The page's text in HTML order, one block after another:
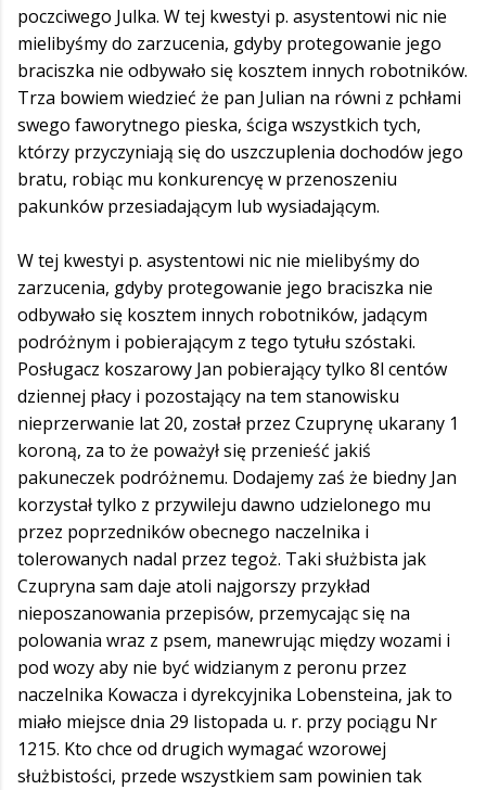
poczciwego Julka. W tej kwestyi p. asystentowi nic nie
mielibyśmy do zarzucenia, gdyby protegowanie jego
braciszka nie odbywało się kosztem innych robotników.
Trza bowiem wiedzieć że pan Julian na równi z pchłami
swego faworytnego pieska, ściga wszystkich tych,
którzy przyczyniają się do uszczuplenia dochodów jego
bratu, robiąc mu konkurencyę w przenoszeniu
pakunków przesiadającym lub wysiadającym.
W tej kwestyi p. asystentowi nic nie mielibyśmy do
zarzucenia, gdyby protegowanie jego braciszka nie
odbywało się kosztem innych robotników, jadącym
podróżnym i pobierającym z tego tytułu szóstaki.
Posługacz koszarowy Jan pobierający tylko 8l centów
dziennej płacy i pozostający na tem stanowisku
nieprzerwanie lat 20, został przez Czuprynę ukarany 1
koroną, za to że poważył się przenieść jakiś
pakuneczek podróżnemu. Dodajemy zaś że biedny Jan
korzystał tylko z przywileju dawno udzielonego mu
przez poprzedników obecnego naczelnika i
tolerowanych nadal przez tegoż. Taki służbista jak
Czupryna sam daje atoli najgorszy przykład
nieposzanowania przepisów, przemycając się na
polowania wraz z psem, manewrując między wozami i
pod wozy aby nie być widzianym z peronu przez
naczelnika Kowacza i dyrekcyjnika Lobensteina, jak to
miało miejsce dnia 29 listopada u. r. przy pociągu Nr
1215. Kto chce od drugich wymagać wzorowej
służbistości, przede wszystkiem sam powinien tak